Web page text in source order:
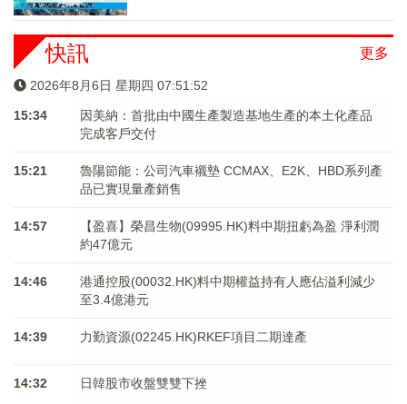
更多
快訊
2026年8月6日 星期四 07:51:52
15:34
因美納：首批由中國生產製造基地生產的本土化產品
完成客戶交付
15:21
魯陽節能：公司汽車襯墊 CCMAX、E2K、HBD系列產
品已實現量產銷售
14:57
【盈喜】榮昌生物(09995.HK)料中期扭虧為盈 淨利潤
約47億元
14:46
港通控股(00032.HK)料中期權益持有人應佔溢利減少
至3.4億港元
14:39 力勤資源(02245.HK)RKEF項目二期達產
14:32 日韓股市收盤雙雙下挫